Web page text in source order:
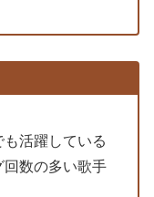
活躍している
回数の多い歌手